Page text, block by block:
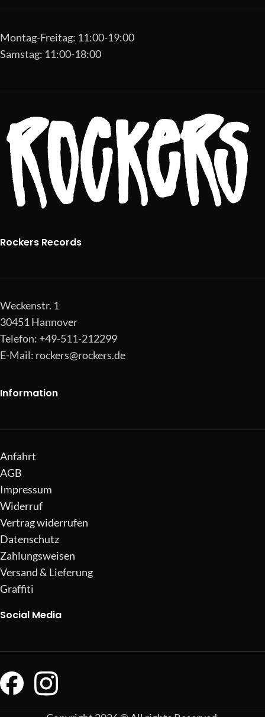
Montag-Freitag: 11:00-19:00
Samstag: 11:00-18:00
Rockers Records
Weckenstr. 1
30451 Hannover
Telefon: +49-511-212299
E-Mail: rockers@rockers.de
Information
Anfahrt
AGB
Impressum
Widerruf
Vertrag widerrufen
Datenschutz
Zahlungsweisen
Versand & Lieferung
Graffiti
Social Media